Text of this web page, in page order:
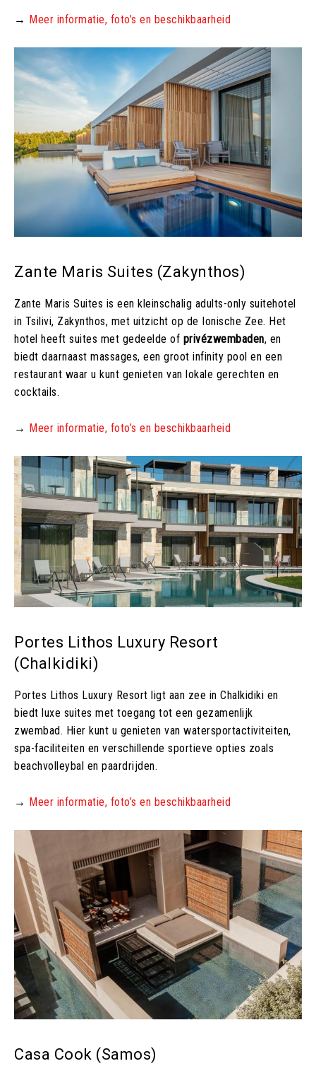
→ Meer informatie, foto’s en beschikbaarheid
Zante Maris Suites (Zakynthos)
Zante Maris Suites is een kleinschalig adults-only suitehotel
in Tsilivi, Zakynthos, met uitzicht op de Ionische Zee. Het
hotel heeft suites met gedeelde of privézwembaden, en
biedt daarnaast massages, een groot infinity pool en een
restaurant waar u kunt genieten van lokale gerechten en
cocktails.
→ Meer informatie, foto’s en beschikbaarheid
Portes Lithos Luxury Resort
(Chalkidiki)
Portes Lithos Luxury Resort ligt aan zee in Chalkidiki en
biedt luxe suites met toegang tot een gezamenlijk
zwembad. Hier kunt u genieten van watersportactiviteiten,
spa-faciliteiten en verschillende sportieve opties zoals
beachvolleybal en paardrijden.
→ Meer informatie, foto’s en beschikbaarheid
Casa Cook (Samos)